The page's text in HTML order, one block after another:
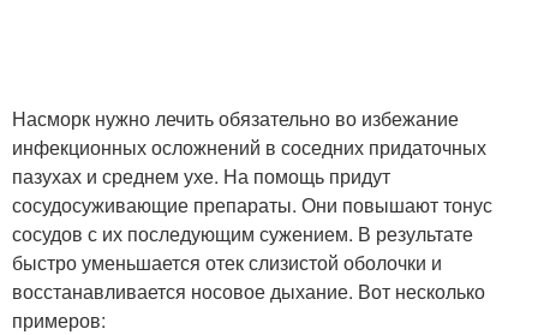
Насморк нужно лечить обязательно во избежание
инфекционных осложнений в соседних придаточных
пазухах и среднем ухе. На помощь придут
сосудосуживающие препараты. Они повышают тонус
сосудов с их последующим сужением. В результате
быстро уменьшается отек слизистой оболочки и
восстанавливается носовое дыхание. Вот несколько
примеров: